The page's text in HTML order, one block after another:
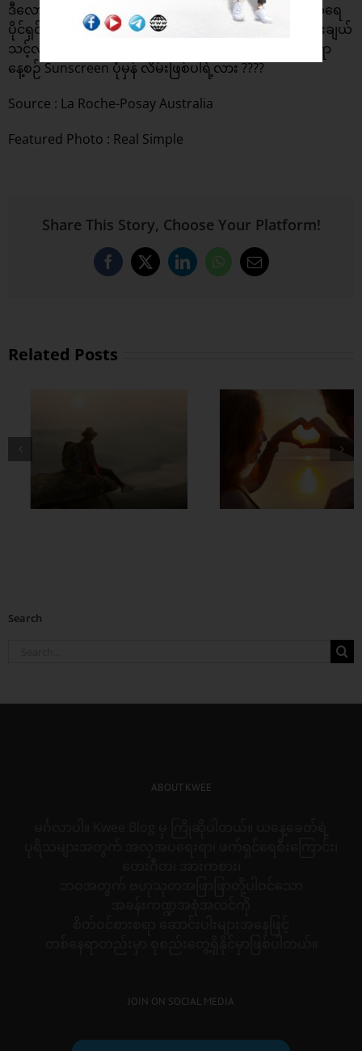
ဒီလောက်ဆိုရင်တော့ အဆီပြန်ပြီး ဝက်ခြံထွက်တဲ့ အသားအရေ
ပိုင်ရှင်တွေအနေနဲ့ ဘယ်လို Sunscreen အမျိုးအစားကို ရွေးချယ်
သင့်လဲဆိုတာ သိသွားမယ်ထင်ပါတယ်။ စာဖတ်သူ ကွီးတို့ရော
နေ့စဉ် Sunscreen ပုံမှန် လိမ်းဖြစ်ပါရဲ့လား ????
Source : La Roche-Posay Australia
Featured Photo : Real Simple
Share This Story, Choose Your Platform!
Facebook
X LinkedInWhatsApp
Email
Related Posts
တွဲတာကြာလေ
အချစ်တွေ ပိုတိုးလာ
စေဖို့
Search
ABOUT KWEE
JOIN ON SOCIAL MEDIA